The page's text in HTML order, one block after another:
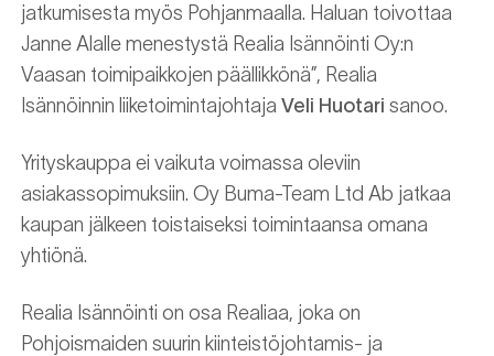
jatkumisesta myös Pohjanmaalla. Haluan toivottaa
Janne Alalle menestystä Realia Isännöinti Oy:n
Vaasan toimipaikkojen päällikkönä”, Realia
Isännöinnin liiketoimintajohtaja Veli Huotari sanoo.
Yrityskauppa ei vaikuta voimassa oleviin
asiakassopimuksiin. Oy Buma-Team Ltd Ab jatkaa
kaupan jälkeen toistaiseksi toimintaansa omana
yhtiönä.
Realia Isännöinti on osa Realiaa, joka on
Pohjoismaiden suurin kiinteistöjohtamis- ja